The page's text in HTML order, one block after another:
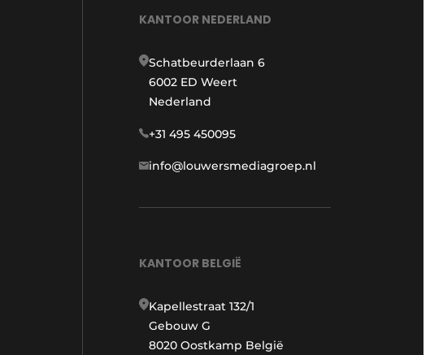
KANTOOR NEDERLAND
Schatbeurderlaan 6
6002 ED Weert
Nederland
+31 495 450095
info@louwersmediagroep.nl
KANTOOR BELGIË
Kapellestraat 132/1
Gebouw G
8020 Oostkamp België